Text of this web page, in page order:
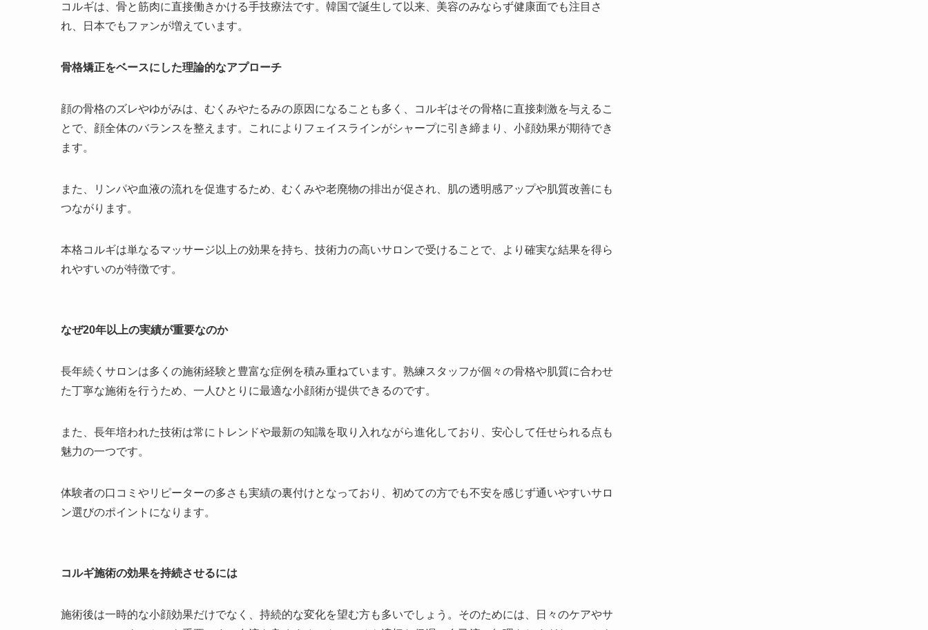
コルギは、骨と筋肉に直接働きかける手技療法です。韓国で誕生して以来、美容のみならず健康面でも注目さ
れ、日本でもファンが増えています。
骨格矯正をベースにした理論的なアプローチ
顔の骨格のズレやゆがみは、むくみやたるみの原因になることも多く、コルギはその骨格に直接刺激を与えるこ
とで、顔全体のバランスを整えます。これによりフェイスラインがシャープに引き締まり、小顔効果が期待でき
ます。
また、リンパや血液の流れを促進するため、むくみや老廃物の排出が促され、肌の透明感アップや肌質改善にも
つながります。
本格コルギは単なるマッサージ以上の効果を持ち、技術力の高いサロンで受けることで、より確実な結果を得ら
れやすいのが特徴です。
なぜ20年以上の実績が重要なのか
長年続くサロンは多くの施術経験と豊富な症例を積み重ねています。熟練スタッフが個々の骨格や肌質に合わせ
た丁寧な施術を行うため、一人ひとりに最適な小顔術が提供できるのです。
また、長年培われた技術は常にトレンドや最新の知識を取り入れながら進化しており、安心して任せられる点も
魅力の一つです。
体験者の口コミやリピーターの多さも実績の裏付けとなっており、初めての方でも不安を感じず通いやすいサロ
ン選びのポイントになります。
コルギ施術の効果を持続させるには
施術後は一時的な小顔効果だけでなく、持続的な変化を望む方も多いでしょう。そのためには、日々のケアやサ